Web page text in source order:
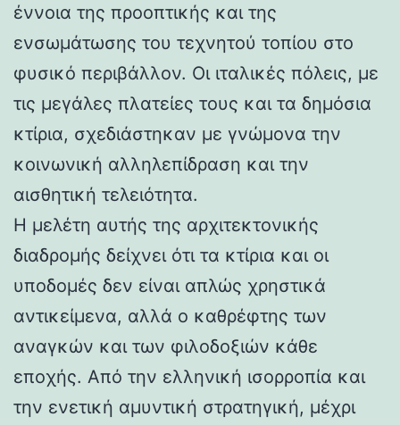
έννοια της προοπτικής και της
ενσωμάτωσης του τεχνητού τοπίου στο
φυσικό περιβάλλον. Οι ιταλικές πόλεις, με
τις μεγάλες πλατείες τους και τα δημόσια
κτίρια, σχεδιάστηκαν με γνώμονα την
κοινωνική αλληλεπίδραση και την
αισθητική τελειότητα.
Η μελέτη αυτής της αρχιτεκτονικής
διαδρομής δείχνει ότι τα κτίρια και οι
υποδομές δεν είναι απλώς χρηστικά
αντικείμενα, αλλά ο καθρέφτης των
αναγκών και των φιλοδοξιών κάθε
εποχής. Από την ελληνική ισορροπία και
την ενετική αμυντική στρατηγική, μέχρι